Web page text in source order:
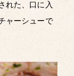
れた、 口に入
ャーシューで